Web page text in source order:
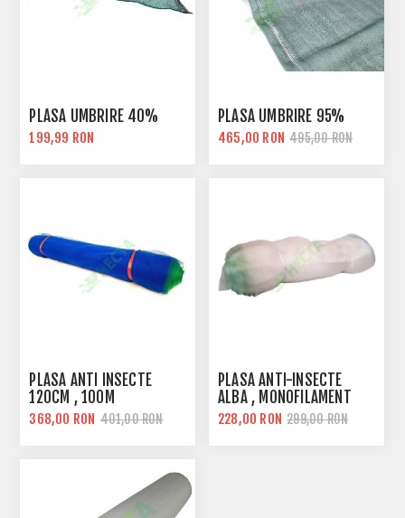
PLASA UMBRIRE 40%
199,99 RON
PLASA UMBRIRE 95%
465,00 RON 495,00 RON
PLASA ANTI INSECTE
120CM , 100M
368,00 RON 401,00 RON
PLASA ANTI-INSECTE
ALBA , MONOFILAMENT
228,00 RON 299,00 RON